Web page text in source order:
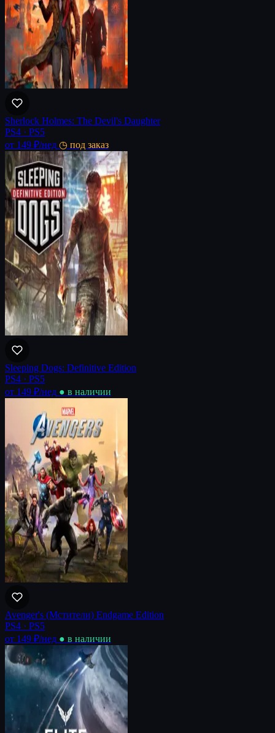
Sherlock Holmes: The Devil's Daughter
PS4 · PS5
от 149 ₽/нед ◷ под заказ
Sleeping Dogs: Definitive Edition
PS4 · PS5
от 149 ₽/нед ● в наличии
Avenger's (Мстители) Endgame Edition
PS4 · PS5
от 149 ₽/нед ● в наличии